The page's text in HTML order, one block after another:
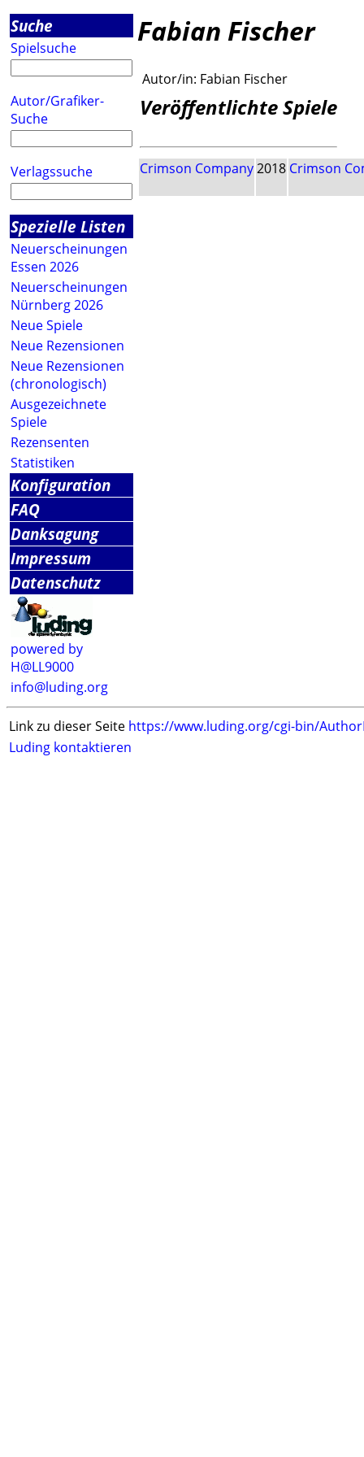
Suche
Spielsuche
Autor/Grafiker-
Suche
Verlagssuche
Spezielle Listen
Neuerscheinungen
Essen 2026
Neuerscheinungen
Nürnberg 2026
Neue Spiele
Neue Rezensionen
Neue Rezensionen
(chronologisch)
Ausgezeichnete
Spiele
Rezensenten
Statistiken
Konfiguration
FAQ
Danksagung
Impressum
Datenschutz
powered by
H@LL9000
info@luding.org
Fabian Fischer
Autor/in: Fabian Fischer
Veröffentlichte Spiele
Crimson Company2018 Crimson
Link zu dieser Seite https://www.luding.org/cgi-bin/
Luding kontaktieren